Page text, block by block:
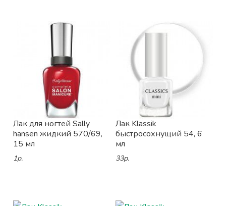
Лак для ногтей Sally
hansen жидкий 570/69,
15 мл
1р.
Лак Klassik
быстросохнущий 54, 6
мл
33р.